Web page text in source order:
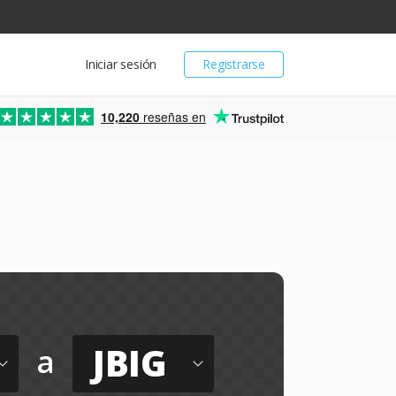
Registrarse
Iniciar sesión
10,220 reseñas en
a JBIG